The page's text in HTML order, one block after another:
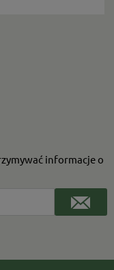
informacje o